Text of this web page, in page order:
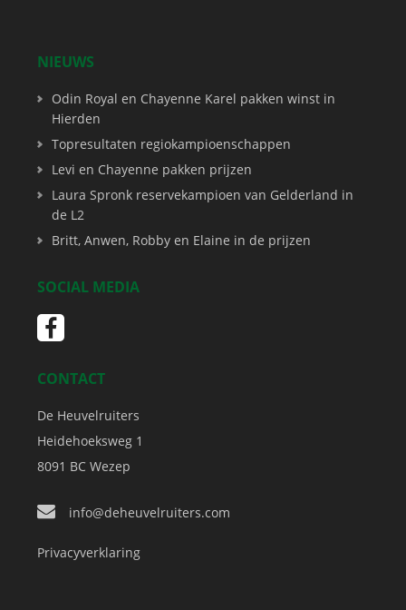
NIEUWS
Odin Royal en Chayenne Karel pakken winst in
Hierden
Topresultaten regiokampioenschappen
Levi en Chayenne pakken prijzen
Laura Spronk reservekampioen van Gelderland in
de L2
Britt, Anwen, Robby en Elaine in de prijzen
SOCIAL MEDIA
CONTACT
De Heuvelruiters
Heidehoeksweg 1
8091 BC Wezep
info@deheuvelruiters.com
Privacyverklaring